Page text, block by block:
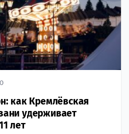
как Кремлёвская
удерживает
лет